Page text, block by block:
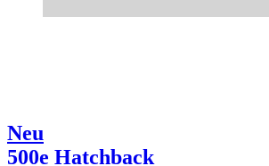
Neu
500e Hatchback